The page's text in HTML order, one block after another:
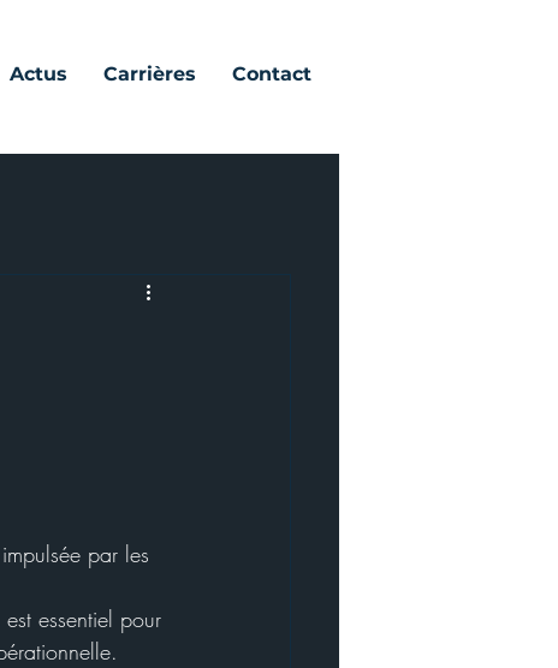
Actus Carrières Contact
par les
essentiel pour